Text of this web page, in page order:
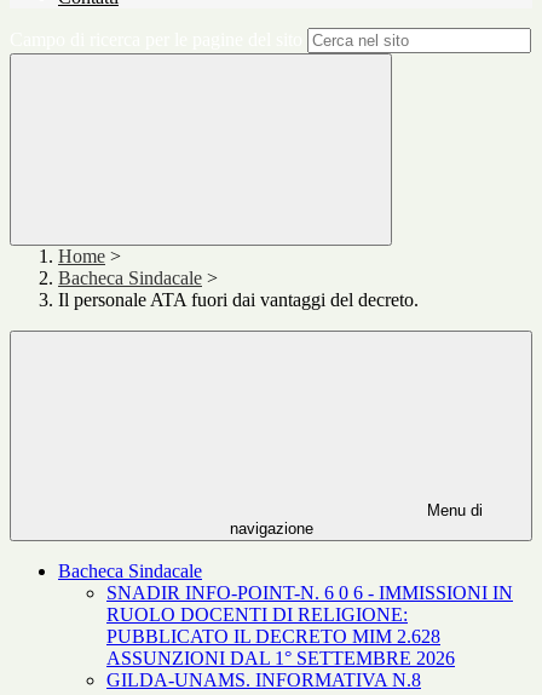
Home >
Bacheca Sindacale >
Il personale ATA fuori dai vantaggi del decreto.
Menu di
navigazione
Bacheca Sindacale
SNADIR INFO-POINT-N. 6 0 6 - IMMISSIONI IN
RUOLO DOCENTI DI RELIGIONE:
PUBBLICATO IL DECRETO MIM 2.628
ASSUNZIONI DAL 1° SETTEMBRE 2026
GILDA-UNAMS. INFORMATIVA N.8